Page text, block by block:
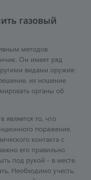
газовый
методов
Он имеет ряд
видами оружия:
их ношение
органы об
то, что
поражения,
контакта с
его правильно
под рукой - в месте,
Необходимо учесть,